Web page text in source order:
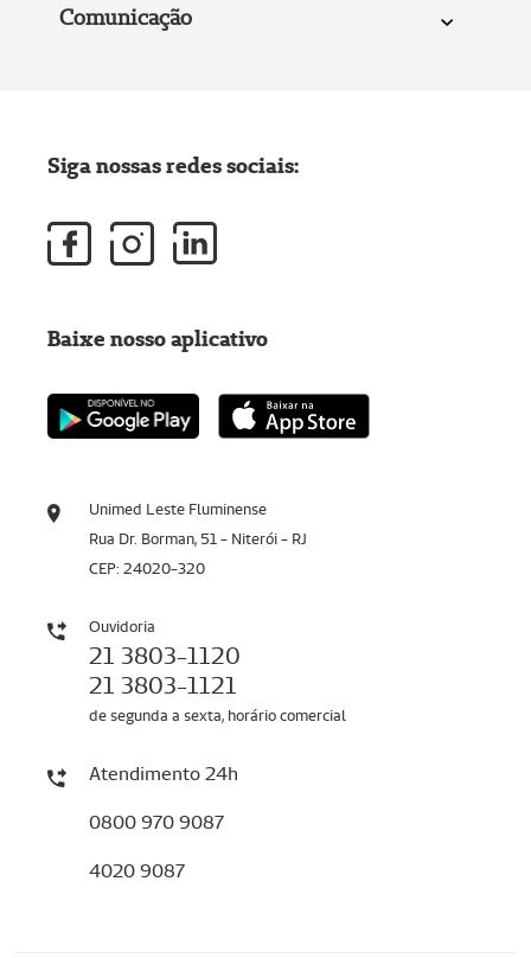
Comunicação
Unimed Leste Fluminense
Rua Dr. Borman, 51 - Niterói - RJ
CEP: 24020-320
Ouvidoria
21 3803-1120
21 3803-1121
de segunda a sexta, horário comercial
Atendimento 24h
0800 970 9087
4020 9087
Siga nossas redes sociais:
Baixe nosso aplicativo